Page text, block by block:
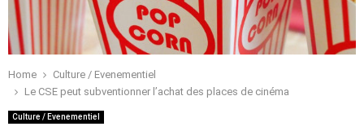
Home
Culture / Evenementiel
Le CSE peut subventionner l’achat des places de cinéma
Culture / Evenementiel